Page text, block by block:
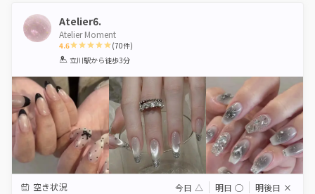
Atelier6.
Atelier Moment
4.6
1 2 3 4 5
(70件)
立川駅から徒歩3分
空き状況 今日 △ 明日 ◯ 明後日 ×